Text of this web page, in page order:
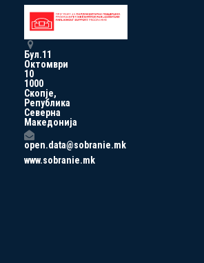
Бул.11
Октомври
10
1000
Скопје,
Република
Северна
Македонија
open.data@sobranie.mk
www.sobranie.mk